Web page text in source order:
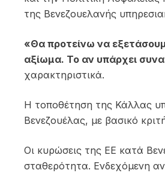
της Βενεζουελανής
«Θα προτείνω να
αξίωμα. Το αν υπάρχει
χαρακτηριστικά.
Η τοποθέτηση της Κάλλας
Βενεζουέλας, με βασικό
Οι κυρώσεις της ΕΕ κατά
σταθερότητα. Ενδεχόμενη